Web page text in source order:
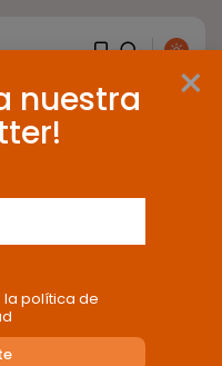
Justicia vende
×
nuestra
la política de